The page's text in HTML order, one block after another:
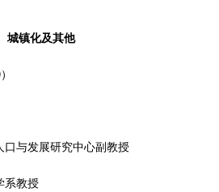
城镇化及其他
口与发展研究中心副教授
系教授